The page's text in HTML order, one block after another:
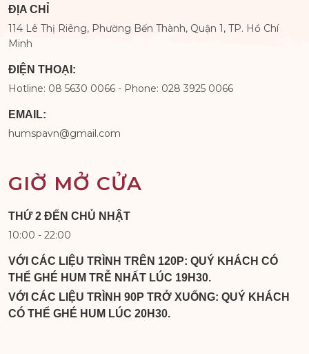
ĐỊA CHỈ
114 Lê Thị Riêng, Phường Bến Thành, Quận 1, TP. Hồ Chí
Minh
ĐIỆN THOẠI:
Hotline: 08 5630 0066 - Phone: 028 3925 0066
EMAIL:
humspavn@gmail.com
GIỜ MỞ CỬA
THỨ 2 ĐẾN CHỦ NHẬT
10:00 - 22:00
VỚI CÁC LIỆU TRÌNH TRÊN 120P: QUÝ KHÁCH CÓ
THỂ GHÉ HUM TRỄ NHẤT LÚC 19H30.
VỚI CÁC LIỆU TRÌNH 90P TRỞ XUỐNG: QUÝ KHÁCH
CÓ THỂ GHÉ HUM LÚC 20H30.